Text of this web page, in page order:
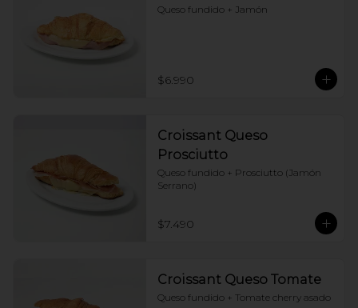
Queso fundido + Jamón
$6.990
Croissant Queso
Prosciutto
Queso fundido + Prosciutto (Jamón
Serrano)
$7.490
Croissant Queso Tomate
Queso fundido + Tomate cherry asado